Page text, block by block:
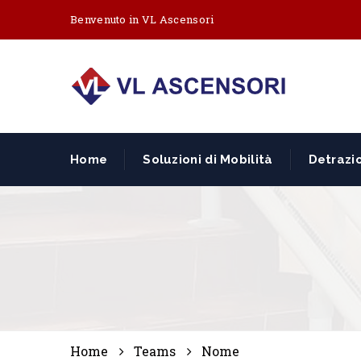
Benvenuto in VL Ascensori
Home Soluzioni di Mobilità
Home Teams Nome